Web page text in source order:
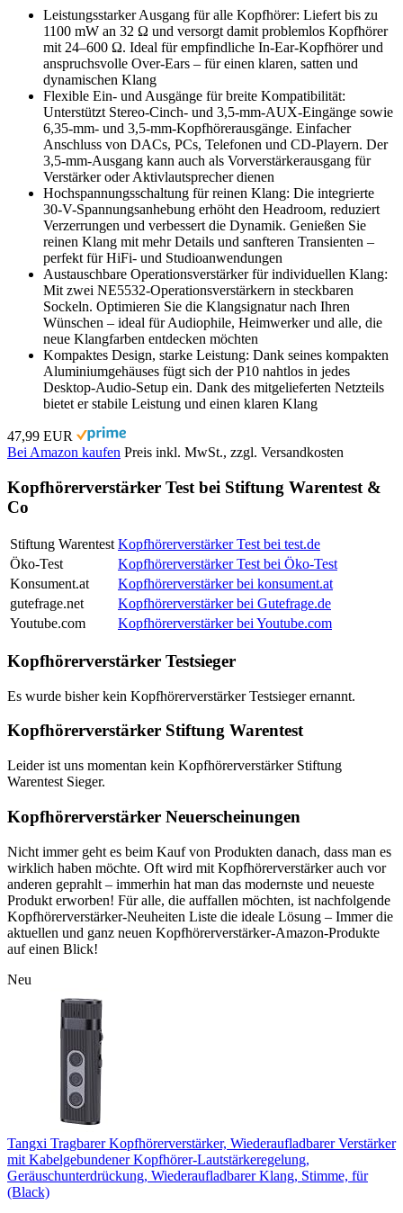
Leistungsstarker Ausgang für alle Kopfhörer: Liefert bis zu
1100 mW an 32 Ω und versorgt damit problemlos Kopfhörer
mit 24–600 Ω. Ideal für empfindliche In-Ear-Kopfhörer und
anspruchsvolle Over-Ears – für einen klaren, satten und
dynamischen Klang
Flexible Ein- und Ausgänge für breite Kompatibilität:
Unterstützt Stereo-Cinch- und 3,5-mm-AUX-Eingänge sowie
6,35-mm- und 3,5-mm-Kopfhörerausgänge. Einfacher
Anschluss von DACs, PCs, Telefonen und CD-Playern. Der
3,5-mm-Ausgang kann auch als Vorverstärkerausgang für
Verstärker oder Aktivlautsprecher dienen
Hochspannungsschaltung für reinen Klang: Die integrierte
30-V-Spannungsanhebung erhöht den Headroom, reduziert
Verzerrungen und verbessert die Dynamik. Genießen Sie
reinen Klang mit mehr Details und sanfteren Transienten –
perfekt für HiFi- und Studioanwendungen
Austauschbare Operationsverstärker für individuellen Klang:
Mit zwei NE5532-Operationsverstärkern in steckbaren
Sockeln. Optimieren Sie die Klangsignatur nach Ihren
Wünschen – ideal für Audiophile, Heimwerker und alle, die
neue Klangfarben entdecken möchten
Kompaktes Design, starke Leistung: Dank seines kompakten
Aluminiumgehäuses fügt sich der P10 nahtlos in jedes
Desktop-Audio-Setup ein. Dank des mitgelieferten Netzteils
bietet er stabile Leistung und einen klaren Klang
47,99 EUR
Bei Amazon kaufen Preis inkl. MwSt., zzgl. Versandkosten
Kopfhörerverstärker Test bei Stiftung Warentest &
Co
Stiftung Warentest Kopfhörerverstärker Test bei test.de
Öko-Test
Kopfhörerverstärker Test bei Öko-Test
Konsument.at
Kopfhörerverstärker bei konsument.at
gutefrage.net
Kopfhörerverstärker bei Gutefrage.de
Youtube.com
Kopfhörerverstärker bei Youtube.com
Kopfhörerverstärker Testsieger
Es wurde bisher kein Kopfhörerverstärker Testsieger ernannt.
Kopfhörerverstärker Stiftung Warentest
Leider ist uns momentan kein Kopfhörerverstärker Stiftung
Warentest Sieger.
Kopfhörerverstärker Neuerscheinungen
Nicht immer geht es beim Kauf von Produkten danach, dass man es
wirklich haben möchte. Oft wird mit Kopfhörerverstärker auch vor
anderen geprahlt – immerhin hat man das modernste und neueste
Produkt erworben! Für alle, die auffallen möchten, ist nachfolgende
Kopfhörerverstärker-Neuheiten Liste die ideale Lösung – Immer die
aktuellen und ganz neuen Kopfhörerverstärker-Amazon-Produkte
auf einen Blick!
Neu
Tangxi Tragbarer Kopfhörerverstärker, Wiederaufladbarer Verstärker
mit Kabelgebundener Kopfhörer-Lautstärkeregelung,
Geräuschunterdrückung, Wiederaufladbarer Klang, Stimme, für
(Black)